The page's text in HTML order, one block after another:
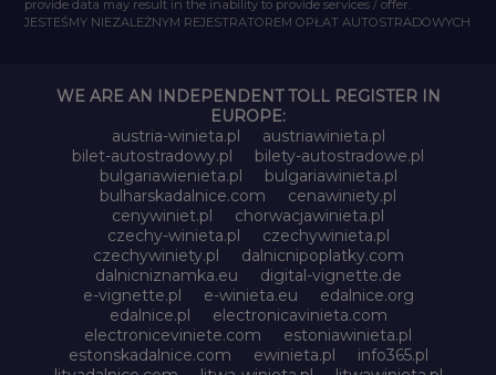
provide data may result in the inability to provide services / offer.
JESTEŚMY NIEZALEŻNYM REJESTRATOREM OPŁAT AUTOSTRADOWYCH
WE ARE AN INDEPENDENT TOLL REGISTER IN
EUROPE:
austria-winieta.pl
austriawinieta.pl
bilet-autostradowy.pl
bilety-autostradowe.pl
bulgariawienieta.pl
bulgariawinieta.pl
bulharskadalnice.com
cenawiniety.pl
cenywiniet.pl
chorwacjawinieta.pl
czechy-winieta.pl
czechywinieta.pl
czechywiniety.pl
dalnicnipoplatky.com
dalnicniznamka.eu
digital-vignette.de
e-vignette.pl
e-winieta.eu
edalnice.org
edalnice.pl
electronicavinieta.com
electroniceviniete.com
estoniawinieta.pl
estonskadalnice.com
ewinieta.pl
info365.pl